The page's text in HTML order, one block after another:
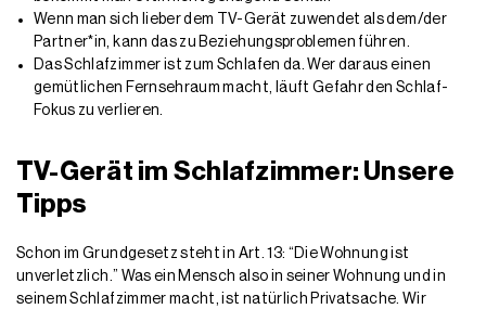
Wenn man sich lieber dem TV-Gerät zuwendet als dem/der
Partner*in, kann das zu Beziehungsproblemen führen.
Das Schlafzimmer ist zum Schlafen da. Wer daraus einen
gemütlichen Fernsehraum macht, läuft Gefahr den Schlaf-
Fokus zu verlieren.
TV-Gerät im Schlafzimmer: Unsere
Tipps
Schon im Grundgesetz steht in Art. 13: “Die Wohnung ist
unverletzlich.” Was ein Mensch also in seiner Wohnung und in
seinem Schlafzimmer macht, ist natürlich Privatsache. Wir